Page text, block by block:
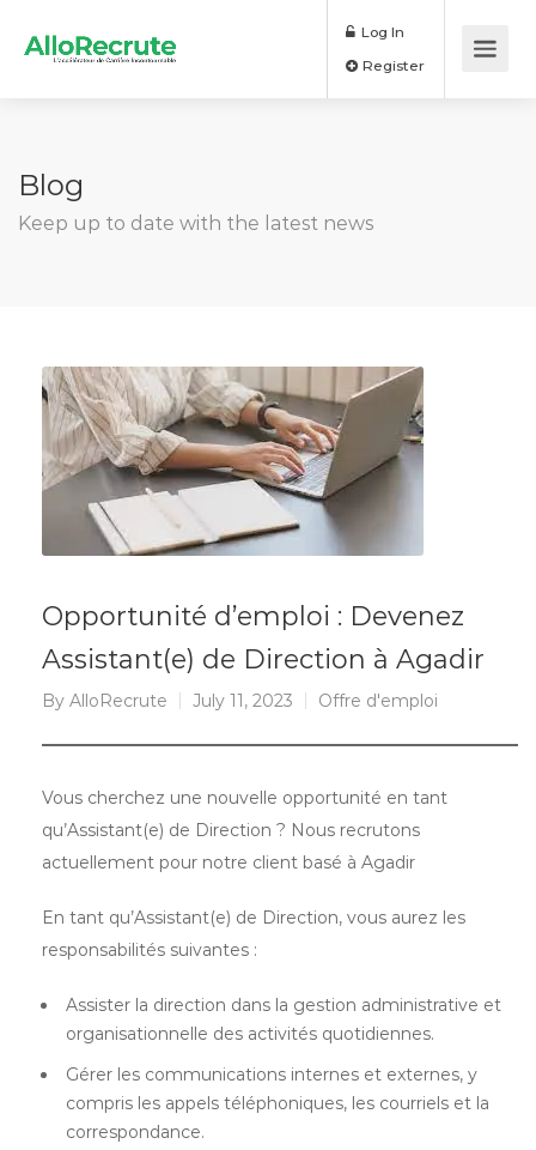
Log In
Blog
Keep up to date with the latest news
Opportunité d’emploi : Devenez
Assistant(e) de Direction à Agadir
By AlloRecrute July 11, 2023 Offre d'emploi
Vous cherchez une nouvelle opportunité en tant
qu’Assistant(e) de Direction ? Nous recrutons
actuellement pour notre client basé à Agadir
En tant qu’Assistant(e) de Direction, vous aurez les
responsabilités suivantes :
Assister la direction dans la gestion administrative et
organisationnelle des activités quotidiennes.
Gérer les communications internes et externes, y
compris les appels téléphoniques, les courriels et la
correspondance.